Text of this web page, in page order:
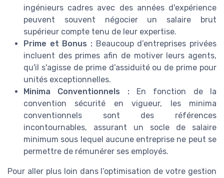
ingénieurs cadres avec des années d'expérience
peuvent souvent négocier un salaire brut
supérieur compte tenu de leur expertise.
Prime et Bonus : Beaucoup d’entreprises privées
incluent des primes afin de motiver leurs agents,
qu'il s'agisse de prime d’assiduité ou de prime pour
unités exceptionnelles.
Minima Conventionnels :En fonction de la
convention sécurité en vigueur, les minima
conventionnels sont des références
incontournables, assurant un socle de salaire
minimum sous lequel aucune entreprise ne peut se
permettre de rémunérer ses employés.
Pour aller plus loin dans l’optimisation de votre gestion